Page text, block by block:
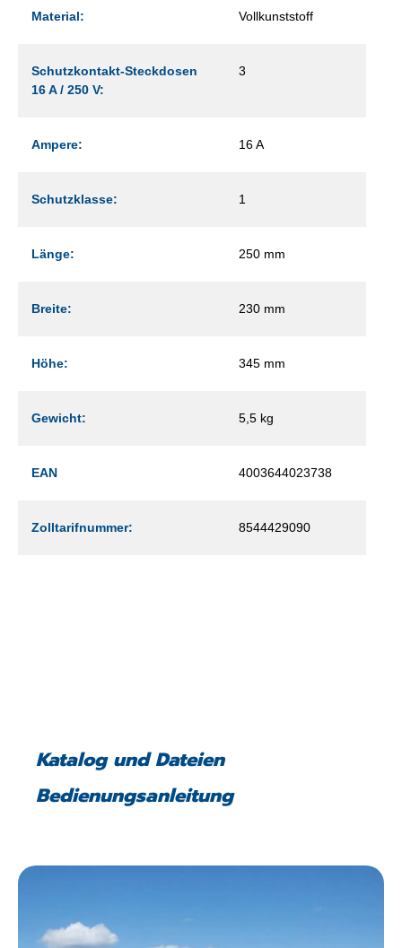
Material: Vollkunststoff
Schutzkontakt-Steckdosen
16 A / 250 V:
3
Ampere: 16 A
Schutzklasse: 1
Länge: 250 mm
Breite: 230 mm
Höhe: 345 mm
Gewicht: 5,5 kg
EAN 4003644023738
Zolltarifnummer: 8544429090
Katalog und Dateien
Bedienungsanleitung